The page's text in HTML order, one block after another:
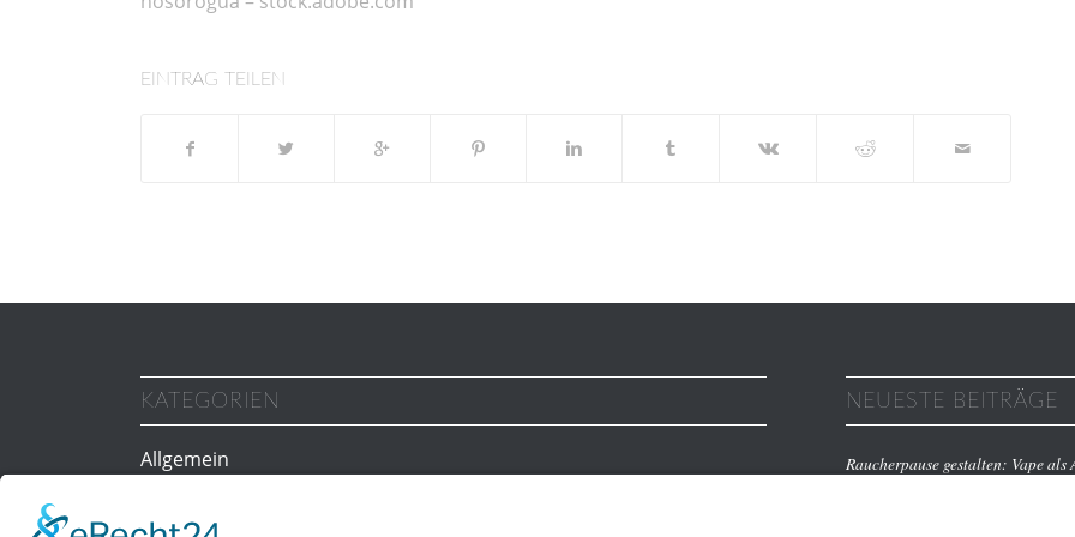
EINTRAG TEILEN
KATEGORIEN
Allgemein
Personal
NEUESTE BEITRÄGE
Raucherpause gestalten: Vape